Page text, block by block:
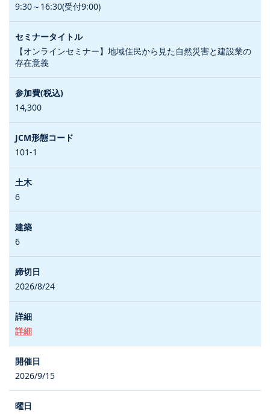
9:30～16:30(受付9:00)
【オンラインセミナー】地域住民から見た自然災害と建設業の
存在意義
14,300
101-1
6
6
2026/8/24
詳細
2026/9/15